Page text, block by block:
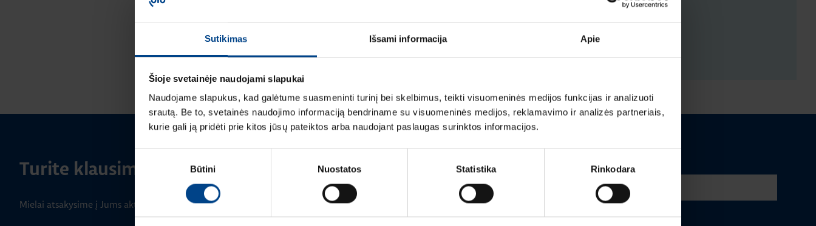
Sutikimas Išsami informacija Apie
Šioje svetainėje naudojami slapukai
Naudojame slapukus, kad galėtume suasmeninti turinį bei skelbimus, teikti visuomeninės medijos funkcijas ir analizuoti
srautą. Be to, svetainės naudojimo informaciją bendriname su visuomeninės medijos, reklamavimo ir analizės partneriais,
kurie gali ją pridėti prie kitos jūsų pateiktos arba naudojant paslaugas surinktos informacijos.
pasirinkimas
Būtini Nuostatos Statistika Rinkodara
Turite klausimų? Susisiekite
Mielai atsakysime į Jums aktualius klausimus.
Pavardė*